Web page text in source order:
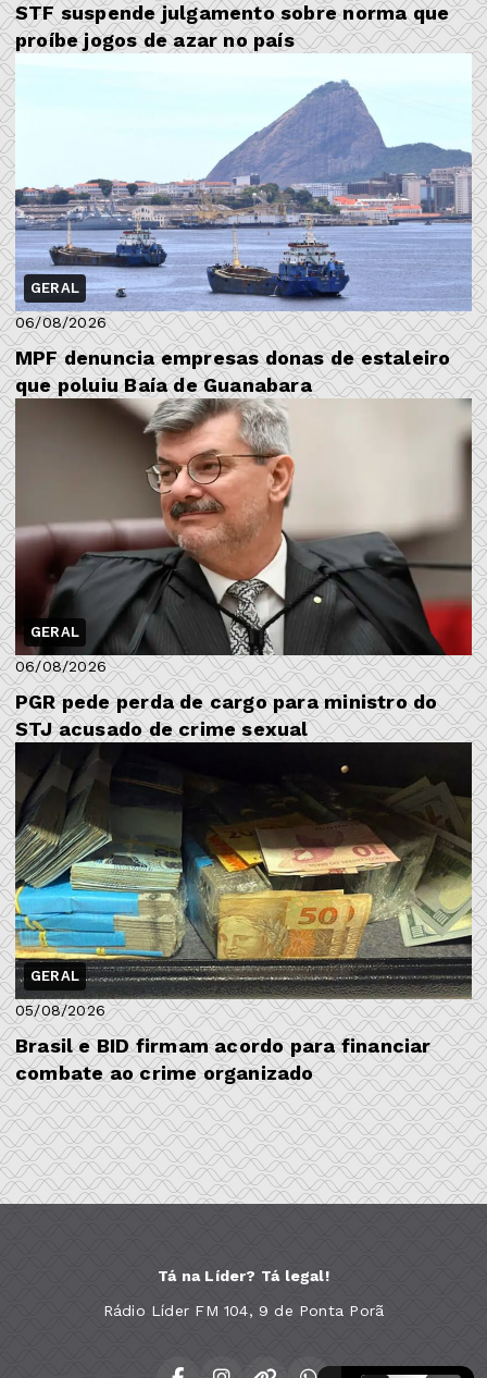
STF suspende julgamento sobre norma que
proíbe jogos de azar no país
GERAL
06/08/2026
MPF denuncia empresas donas de estaleiro
que poluiu Baía de Guanabara
GERAL
06/08/2026
PGR pede perda de cargo para ministro do
STJ acusado de crime sexual
GERAL
05/08/2026
Brasil e BID firmam acordo para financiar
combate ao crime organizado
Tá na Líder? Tá legal!
Rádio Líder FM 104, 9 de Ponta Porã